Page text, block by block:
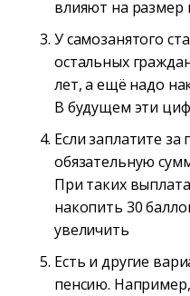
влияют на размер
У самозанятого
остальных
лет, а ещё надо
В будущем эти
Если заплатите
обязательную
При таких
накопить 30
увеличить
Есть и другие
пенсию.